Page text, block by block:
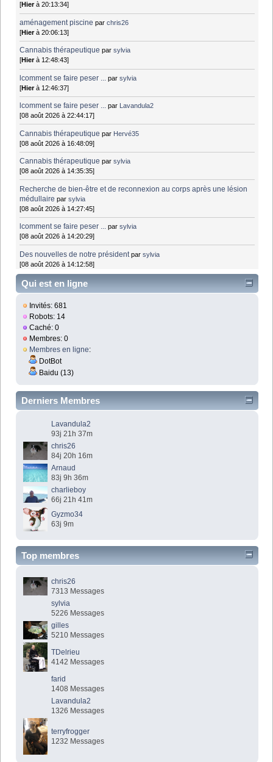
[Hierà 20:13:34]
aménagement piscine parchris26
[Hierà 20:06:13]
Cannabis thérapeutique parsylvia
[Hierà 12:48:43]
lcomment se faire peser ... parsylvia
[Hierà 12:46:37]
lcomment se faire peser ... par
Lavandula2
[08 août 2026 à 22:44:17]
Cannabis thérapeutique par Hervé35
[08 août 2026 à 16:48:09]
Cannabis thérapeutique parsylvia
[08 août 2026 à 14:35:35]
Recherche de bien-être et de reconnexion au corps après une lésion
médullaire parsylvia
[08 août 2026 à 14:27:45]
lcomment se faire peser ... parsylvia
[08 août 2026 à 14:20:29]
Des nouvelles de notre président parsylvia
[08 août 2026 à 14:12:58]
Qui est en ligne
Invités: 681
Robots: 14
Caché: 0
Membres: 0
Membres en ligne:
DotBot
Baidu (13)
Derniers Membres
Lavandula2
93j 21h 37m
chris26
84j 20h 16m
Arnaud
83j 9h 36m
charlieboy
66j 21h 41m
Gyzmo34
63j 9m
Top membres
chris26
7313 Messages
sylvia
5226 Messages
gilles
5210 Messages
TDelrieu
4142 Messages
farid
1408 Messages
Lavandula2
1326 Messages
terryfrogger
1232 Messages